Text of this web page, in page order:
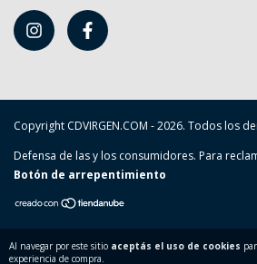
Al navegar por este sitio aceptás el uso de cookies
experiencia de compra.
Copyright CDVIRGEN.COM - 2026. Todos los
Defensa de las y los consumidores. Para
Botón de arrepentimiento